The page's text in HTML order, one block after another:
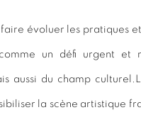
aire évoluer les pratiques
comme un défi urgent et
aussi du champ culturel.
la scène artistique